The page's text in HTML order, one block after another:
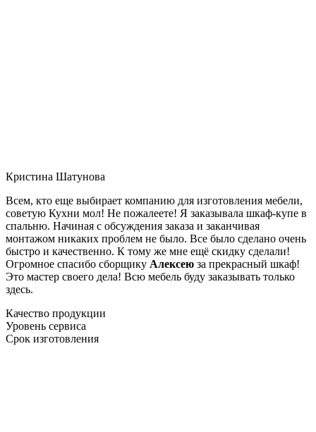
Кристина Шатунова
Всем, кто еще выбирает компанию для изготовления мебели,
советую Кухни мол! Не пожалеете! Я заказывала шкаф-купе в
спальню. Начиная с обсуждения заказа и заканчивая
монтажом никаких проблем не было. Все было сделано очень
быстро и качественно. К тому же мне ещё скидку сделали!
Огромное спасибо сборщику Алексею за прекрасный шкаф!
Это мастер своего дела! Всю мебель буду заказывать только
здесь.
Качество продукции
Уровень сервиса
Срок изготовления